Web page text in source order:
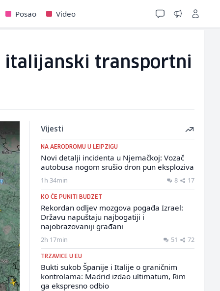
Posao Video
i italijanski transportni
Vijesti
NA AERODROMU U LEIPZIGU
Novi detalji incidenta u Njemačkoj: Vozač
autobusa nogom srušio dron pun eksploziva
1h 34min 8 17
KO ĆE PUNITI BUDŽET
Rekordan odljev mozgova pogađa Izrael:
Državu napuštaju najbogatiji i
najobrazovaniji građani
2h 17min 51 72
TRZAVICE U EU
Bukti sukob Španije i Italije o graničnim
kontrolama: Madrid izdao ultimatum, Rim
ga ekspresno odbio